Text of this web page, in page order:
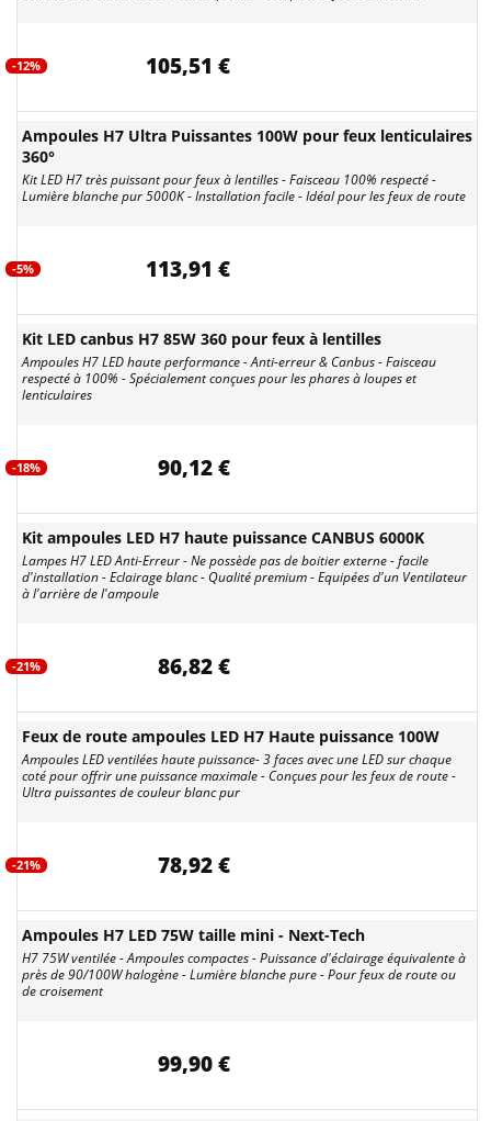
-12% 105,51 €
Ampoules H7 Ultra Puissantes 100W pour feux lenticulaires
360°
Kit LED H7 très puissant pour feux à lentilles - Faisceau 100% respecté -
Lumière blanche pur 5000K - Installation facile - Idéal pour les feux de route
-5% 113,91 €
Kit LED canbus H7 85W 360 pour feux à lentilles
Ampoules H7 LED haute performance - Anti-erreur & Canbus - Faisceau
respecté à 100% - Spécialement conçues pour les phares à loupes et
lenticulaires
-18% 90,12 €
Kit ampoules LED H7 haute puissance CANBUS 6000K
Lampes H7 LED Anti-Erreur - Ne possède pas de boitier externe - facile
d'installation - Eclairage blanc - Qualité premium - Equipées d'un Ventilateur
à l'arrière de l'ampoule
-21% 86,82 €
Feux de route ampoules LED H7 Haute puissance 100W
Ampoules LED ventilées haute puissance- 3 faces avec une LED sur chaque
coté pour offrir une puissance maximale - Conçues pour les feux de route -
Ultra puissantes de couleur blanc pur
-21% 78,92 €
Ampoules H7 LED 75W taille mini - Next-Tech
H7 75W ventilée - Ampoules compactes - Puissance d'éclairage équivalente à
près de 90/100W halogène - Lumière blanche pure - Pour feux de route ou
de croisement
99,90 €